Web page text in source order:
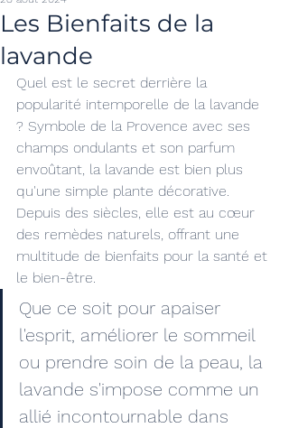
Les Bienfaits de la
lavande
Quel est le secret derrière la
popularité intemporelle de la lavande
? Symbole de la Provence avec ses
champs ondulants et son parfum
envoûtant, la lavande est bien plus
qu'une simple plante décorative.
Depuis des siècles, elle est au cœur
des remèdes naturels, offrant une
multitude de bienfaits pour la santé et
le bien-être.
Que ce soit pour apaiser
l'esprit, améliorer le sommeil
ou prendre soin de la peau, la
lavande s'impose comme un
allié incontournable dans